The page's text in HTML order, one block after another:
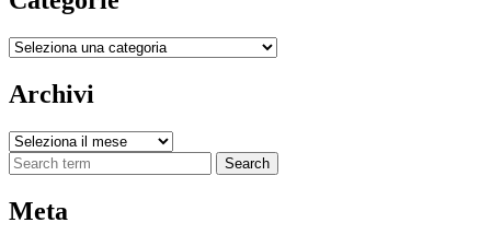
Categorie
Archivi
Archivi
Search
Meta